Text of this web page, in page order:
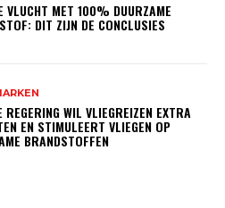
VLUCHT MET 100% DUURZAME
DIT ZIJN DE CONCLUSIES
REGERING WIL VLIEGREIZEN EXTRA
EN STIMULEERT VLIEGEN OP
BRANDSTOFFEN